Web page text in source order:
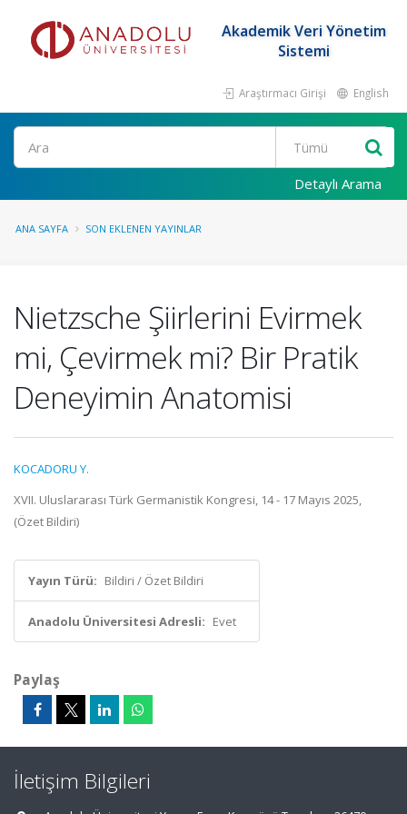
Akademik Veri Yönetim
Sistemi
Araştırmacı Girişi English
Ara
Detaylı Arama
ANA SAYFA SON EKLENEN YAYINLAR
Nietzsche Şiirlerini Evirmek
mi, Çevirmek mi? Bir Pratik
Deneyimin Anatomisi
KOCADORU Y.
XVII. Uluslararası Türk Germanistik Kongresi, 14 - 17 Mayıs 2025,
(Özet Bildiri)
Yayın Türü: Bildiri / Özet Bildiri
Anadolu Üniversitesi Adresli: Evet
Paylaş
İletişim Bilgileri